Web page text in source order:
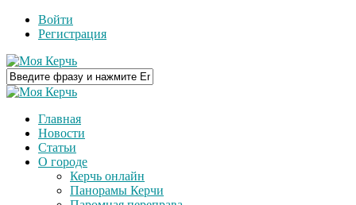
Войти
Регистрация
Главная
Новости
Статьи
О городе
Керчь онлайн
Панорамы Керчи